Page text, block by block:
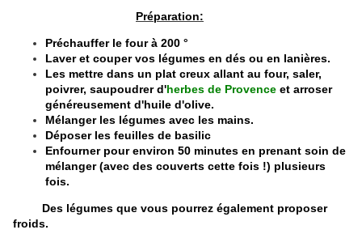
Préparation:
Préchauffer le four à 200 °
Laver et couper vos légumes en dés ou en lanières.
Les mettre dans un plat creux allant au four, saler,
poivrer, saupoudrer d'herbes de Provence et arroser
généreusement d'huile d'olive.
Mélanger les légumes avec les mains.
Déposer les feuilles de basilic
Enfourner pour environ 50 minutes en prenant soin de
mélanger (avec des couverts cette fois !) plusieurs
fois.
​​​​​​​Des légumes que vous pourrez également proposer
froids.